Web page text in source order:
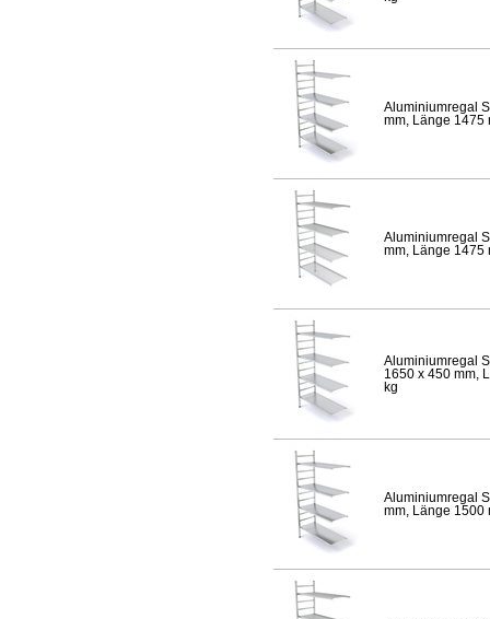
Aluminiumregal
mm, Länge 1475
Aluminiumregal
mm, Länge 1475
Aluminiumregal
1650 x 450 mm,
kg
Aluminiumregal
mm, Länge 1500